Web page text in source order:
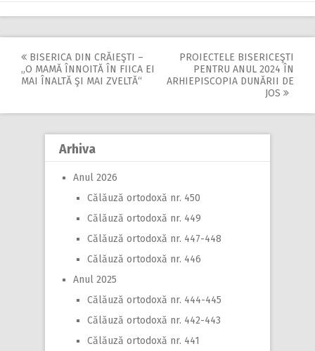
Post
BISERICA DIN CRĂIEŞTI –
„O MAMĂ ÎNNOITĂ ÎN FIICA EI
MAI ÎNALTĂ ŞI MAI ZVELTĂ“
PROIECTELE BISERICEŞTI
PENTRU ANUL 2024 ÎN
ARHIEPISCOPIA DUNĂRII DE
JOS
Arhiva
Anul 2026
Călăuză ortodoxă nr. 450
Călăuză ortodoxă nr. 449
Călăuză ortodoxă nr. 447-448
Călăuză ortodoxă nr. 446
Anul 2025
Călăuză ortodoxă nr. 444-445
Călăuză ortodoxă nr. 442-443
Călăuză ortodoxă nr. 441